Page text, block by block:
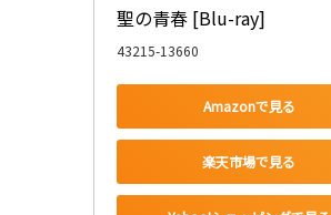
聖の青春 [Blu-ray]
43215-13660
Amazonで見る
楽天市場で見る